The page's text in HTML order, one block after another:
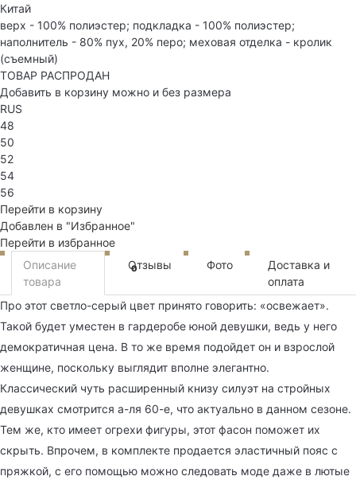
Китай
верх - 100% полиэстер; подкладка - 100% полиэстер;
наполнитель - 80% пух, 20% перо; меховая отделка - кролик
(съемный)
ТОВАР РАСПРОДАН
Добавить в корзину можно и без размера
RUS
48
50
52
54
56
Перейти в корзину
Добавлен в "Избранное"
Перейти в избранное
Описание
товара
Отзывы
0 Фото
Доставка и
оплата
Про этот светло-серый цвет принято говорить: «освежает».
Такой будет уместен в гардеробе юной девушки, ведь у него
демократичная цена. В то же время подойдет он и взрослой
женщине, поскольку выглядит вполне элегантно.
Классический чуть расширенный книзу силуэт на стройных
девушках смотрится а-ля 60-е, что актуально в данном сезоне.
Тем же, кто имеет огрехи фигуры, этот фасон поможет их
скрыть. Впрочем, в комплекте продается эластичный пояс с
пряжкой, с его помощью можно следовать моде даже в лютые